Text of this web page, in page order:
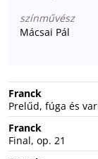
színművész
Mácsai Pál
Franck
Prelűd, fúga és
Franck
Final, op. 21